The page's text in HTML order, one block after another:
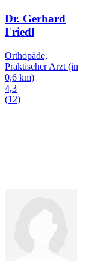
Dr. Gerhard
Friedl
Orthopäde,
Praktischer Arzt (in
0,6 km)
4,3
(12)